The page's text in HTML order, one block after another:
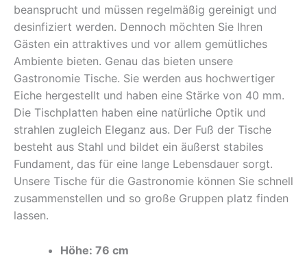
beansprucht und müssen regelmäßig gereinigt und
desinfiziert werden. Dennoch möchten Sie Ihren
Gästen ein attraktives und vor allem gemütliches
Ambiente bieten. Genau das bieten unsere
Gastronomie Tische. Sie werden aus hochwertiger
Eiche hergestellt und haben eine Stärke von 40 mm.
Die Tischplatten haben eine natürliche Optik und
strahlen zugleich Eleganz aus. Der Fuß der Tische
besteht aus Stahl und bildet ein äußerst stabiles
Fundament, das für eine lange Lebensdauer sorgt.
Unsere Tische für die Gastronomie können Sie schnell
zusammenstellen und so große Gruppen platz finden
lassen.
Höhe: 76 cm